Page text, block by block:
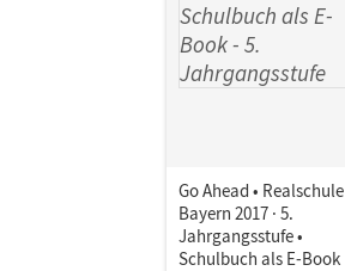
Go Ahead • Realschule
Bayern 2017 · 5.
Jahrgangsstufe •
Schulbuch als E-Book